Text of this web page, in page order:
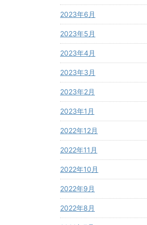
2023年6月
2023年5月
2023年4月
2023年3月
2023年2月
2023年1月
2022年12月
2022年11月
2022年10月
2022年9月
2022年8月